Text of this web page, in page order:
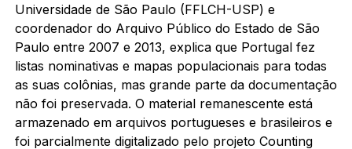
Universidade de São Paulo (FFLCH-USP) e
coordenador do Arquivo Público do Estado de São
Paulo entre 2007 e 2013, explica que Portugal fez
listas nominativas e mapas populacionais para todas
as suas colônias, mas grande parte da documentação
não foi preservada. O material remanescente está
armazenado em arquivos portugueses e brasileiros e
foi parcialmente digitalizado pelo projeto Counting